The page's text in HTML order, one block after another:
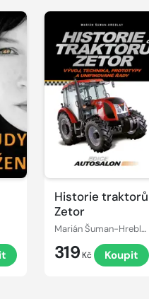
Historie traktorů
Zetor
Marián Šuman-Hreblay
319 Kč Koupit